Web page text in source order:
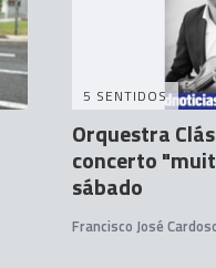
5 SENTIDOS
Orquestra
concerto
sábado
Francisco José